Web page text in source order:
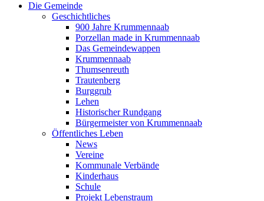
Die Gemeinde
Geschichtliches
900 Jahre Krummennaab
Porzellan made in Krummennaab
Das Gemeindewappen
Krummennaab
Thumsenreuth
Trautenberg
Burggrub
Lehen
Historischer Rundgang
Bürgermeister von Krummennaab
Öffentliches Leben
News
Vereine
Kommunale Verbände
Kinderhaus
Schule
Projekt Lebenstraum